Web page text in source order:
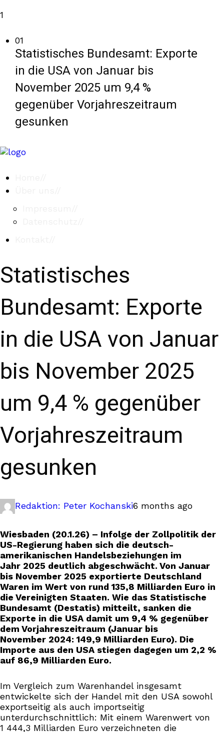
1
01
Statistisches Bundesamt: Exporte
in die USA von Januar bis
November 2025 um 9,4 %
gegenüber Vorjahreszeitraum
gesunken
Statistisches
Bundesamt: Exporte
in die USA von Januar
bis November 2025
um 9,4 % gegenüber
Vorjahreszeitraum
gesunken
Redaktion: Peter Kochanski6 months ago
Wiesbaden (20.1.26) – Infolge der Zollpolitik der
US-Regierung haben sich die deutsch-
amerikanischen Handelsbeziehungen im
Jahr 2025 deutlich abgeschwächt. Von Januar
bis November 2025 exportierte Deutschland
Waren im Wert von rund 135,8 Milliarden Euro in
die Vereinigten Staaten. Wie das Statistische
Bundesamt (Destatis) mitteilt, sanken die
Exporte in die USA damit um 9,4 % gegenüber
dem Vorjahreszeitraum (Januar bis
November 2024: 149,9 Milliarden Euro). Die
Importe aus den USA stiegen dagegen um 2,2 %
auf 86,9 Milliarden Euro.
Im Vergleich zum Warenhandel insgesamt
entwickelte sich der Handel mit den USA sowohl
exportseitig als auch importseitig
unterdurchschnittlich: Mit einem Warenwert von
1 444,3 Milliarden Euro verzeichneten die